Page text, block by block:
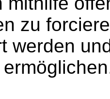
zu
werden